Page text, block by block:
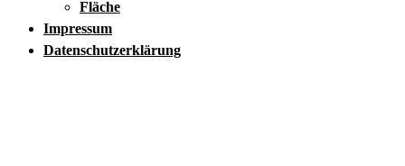
Fläche
Impressum
Datenschutzerklärung